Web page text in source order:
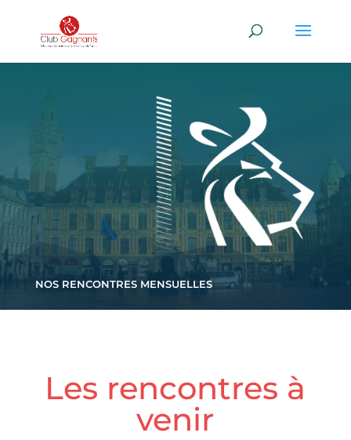
NOS RENCONTRES MENSUELLES
Les rencontres à
venir